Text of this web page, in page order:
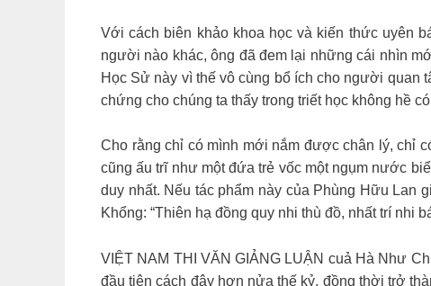
Với cách biên khảo khoa học và kiến thức uyên
người nào khác, ông đã đem lại những cái nhìn
Học Sử này vì thế vô cùng bổ ích cho người quan
chứng cho chúng ta thấy trong triết học không hề
Cho rằng chỉ có mình mới nắm được chân lý, chỉ
cũng ấu trĩ như một đứa trẻ vốc một ngụm nước
duy nhất. Nếu tác phẩm này của Phùng Hữu Lan
Khổng: “Thiên hạ đồng quy nhi thù đồ, nhất trí nhi
VIỆT NAM THI VĂN GIẢNG LUẬN cuả Hà Như
đầu tiên cách đây hơn nửa thế kỷ, đồng thời trở